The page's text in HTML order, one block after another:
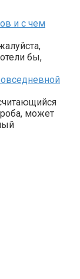
и с чем
бы,
может